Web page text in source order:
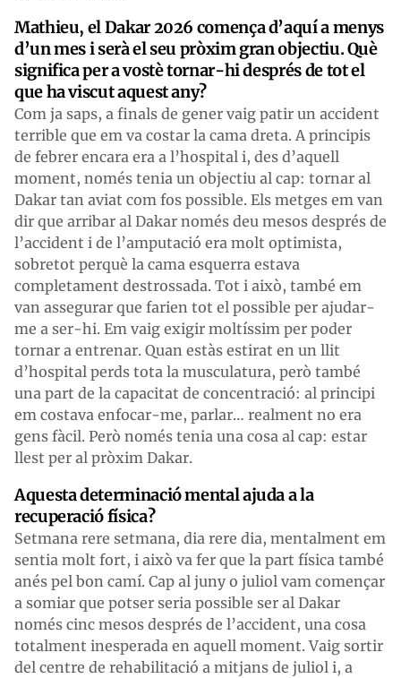
Mathieu, el Dakar 2026 comença d’aquí a menys
d’un mes i serà el seu pròxim gran objectiu. Què
significa per a vostè tornar-hi després de tot el
que ha viscut aquest any?
Com ja saps, a finals de gener vaig patir un accident
terrible que em va costar la cama dreta. A principis
de febrer encara era a l’hospital i, des d’aquell
moment, només tenia un objectiu al cap: tornar al
Dakar tan aviat com fos possible. Els metges em van
dir que arribar al Dakar només deu mesos després de
l’accident i de l’amputació era molt optimista,
sobretot perquè la cama esquerra estava
completament destrossada. Tot i això, també em
van assegurar que farien tot el possible per ajudar-
me a ser-hi. Em vaig exigir moltíssim per poder
tornar a entrenar. Quan estàs estirat en un llit
d’hospital perds tota la musculatura, però també
una part de la capacitat de concentració: al principi
em costava enfocar-me, parlar… realment no era
gens fàcil. Però només tenia una cosa al cap: estar
llest per al pròxim Dakar.
Aquesta determinació mental ajuda a la
recuperació física?
Setmana rere setmana, dia rere dia, mentalment em
sentia molt fort, i això va fer que la part física també
anés pel bon camí. Cap al juny o juliol vam començar
a somiar que potser seria possible ser al Dakar
només cinc mesos després de l’accident, una cosa
totalment inesperada en aquell moment. Vaig sortir
del centre de rehabilitació a mitjans de juliol i, a